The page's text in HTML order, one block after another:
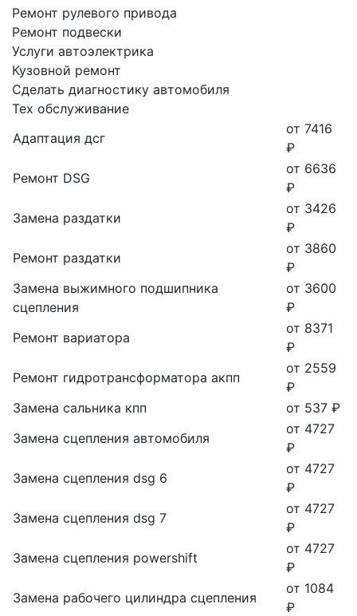
Ремонт рулевого привода
Ремонт подвески
Услуги автоэлектрика
Кузовной ремонт
Сделать диагностику автомобиля
Тех обслуживание
Адаптация дсг
от 7416
₽
Ремонт DSG
от 6636
₽
Замена раздатки
от 3426
₽
Ремонт раздатки
от 3860
₽
Замена выжимного подшипника
сцепления
от 3600
₽
Ремонт вариатора
от 8371
₽
Ремонт гидротрансформатора акпп
от 2559
₽
Замена сальника кпп
от 537 ₽
Замена сцепления автомобиля
от 4727
₽
Замена сцепления dsg 6
от 4727
₽
Замена сцепления dsg 7
от 4727
₽
Замена сцепления powershift
от 4727
₽
Замена рабочего цилиндра сцепления
от 1084
₽